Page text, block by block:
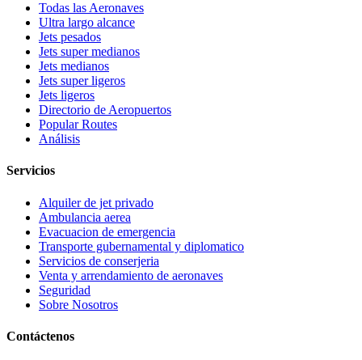
Todas las Aeronaves
Ultra largo alcance
Jets pesados
Jets super medianos
Jets medianos
Jets super ligeros
Jets ligeros
Directorio de Aeropuertos
Popular Routes
Análisis
Servicios
Alquiler de jet privado
Ambulancia aerea
Evacuacion de emergencia
Transporte gubernamental y diplomatico
Servicios de conserjeria
Venta y arrendamiento de aeronaves
Seguridad
Sobre Nosotros
Contáctenos